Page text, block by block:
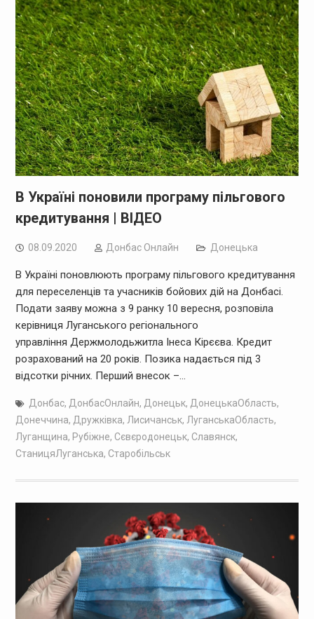
В Україні поновили програму пільгового
кредитування | ВІДЕО
08.09.2020 Дoнбас Онлайн Донецька
В Україні поновлюють програму пільгового кредитування
для переселенців та учасників бойових дій на Донбасі.
Подати заяву можна з 9 ранку 10 вересня, розповіла
керівниця Луганського регіонального
управління Держмолодьжитла Інеса Кірєєва. Кредит
розрахований на 20 років. Позика надається під 3
відсотки річних. Перший внесок –…
Донбас, ДонбасОнлайн, Донецьк, ДонецькаОбласть,
Донеччина, Дружківка, Лисичанськ, ЛуганськаОбласть,
Луганщина, Рубіжне, Сєвєродонецьк, Славянск,
СтаницяЛуганська, Старобільськ